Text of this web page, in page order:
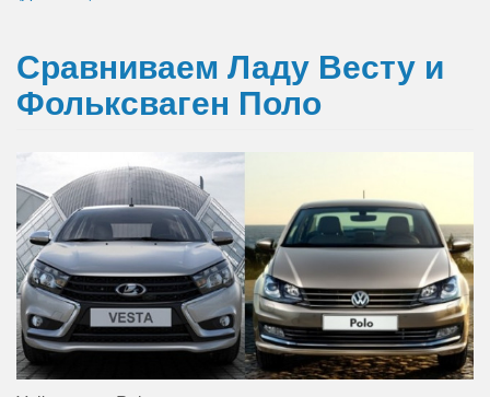
Сравниваем Ладу Весту и
Фольксваген Поло